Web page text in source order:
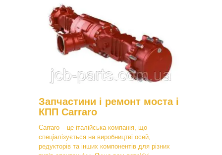
Запчастини і ремонт моста і
КПП Carraro
Carraro – це італійська компанія, що
спеціалізується на виробництві осей,
редукторів та інших компонентів для різних